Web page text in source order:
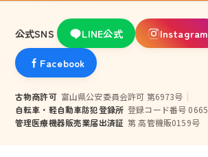
公式SNS LINE公式 Instagram
Facebook
古物商許可 富山県公安委員会許可 第6973号 ｜
自転車・軽自動車防犯登録所 登録コード番号 0665
管理医療機器販売業届出済証 第 高管機販0159号